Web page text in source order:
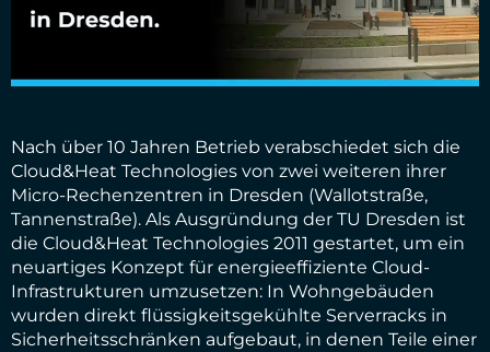
Nach über 10 Jahren Betrieb verabschiedet sich die
Cloud&Heat Technologies von zwei weiteren ihrer
Micro-Rechenzentren in Dresden (Wallotstraße,
Tannenstraße). Als Ausgründung der TU Dresden ist
die Cloud&Heat Technologies 2011 gestartet, um ein
neuartiges Konzept für energieeffiziente Cloud-
Infrastrukturen umzusetzen: In Wohngebäuden
wurden direkt flüssigkeitsgekühlte Serverracks in
Sicherheitsschränken aufgebaut, in denen Teile einer